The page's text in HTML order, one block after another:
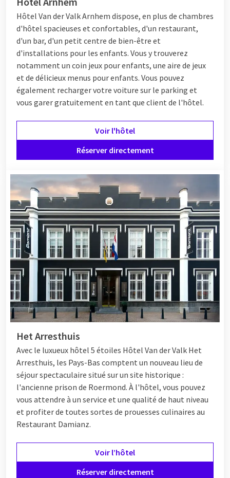
Hôtel Van der Valk Arnhem dispose, en plus de chambres
d'hôtel spacieuses et confortables, d'un restaurant,
d'un bar, d'un petit centre de bien-être et
d'installations pour les enfants. Vous y trouverez
notamment un coin jeux pour enfants, une aire de jeux
et de délicieux menus pour enfants. Vous pouvez
également recharger votre voiture sur le parking et
vous garer gratuitement en tant que client de l'hôtel.
Voir l'hôtel
Réserver directement
Het Arresthuis
Avec le luxueux hôtel 5 étoiles Hôtel Van der Valk Het
Arresthuis, les Pays-Bas comptent un nouveau lieu de
séjour spectaculaire situé sur un site historique :
l'ancienne prison de Roermond. À l'hôtel, vous pouvez
vous attendre à un service et une qualité de haut niveau
et profiter de toutes sortes de prouesses culinaires au
Restaurant Damianz.
Voir l’hôtel
Réserver directement